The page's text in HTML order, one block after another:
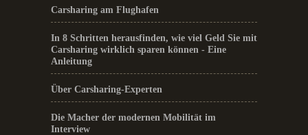
Carsharing am Flughafen
In 8 Schritten herausfinden, wie viel Geld Sie mit
Carsharing wirklich sparen können - Eine
Anleitung
Über Carsharing-Experten
Die Macher der modernen Mobilität im
Interview